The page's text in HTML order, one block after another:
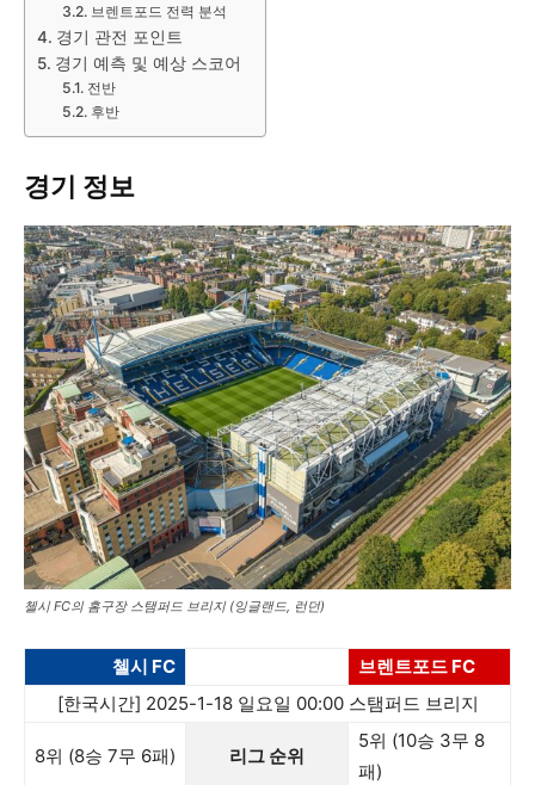
브렌트포드 전력 분석
경기 관전 포인트
경기 예측 및 예상 스코어
전반
후반
경기 정보
첼시 FC의 홈구장 스탬퍼드 브리지 (잉글랜드, 런던)
첼시 FC
브렌트포드 FC
[한국시간] 2025-1-18 일요일 00:00 스탬퍼드 브리지
8위 (8승 7무 6패) 리그 순위
5위 (10승 3무 8
패)